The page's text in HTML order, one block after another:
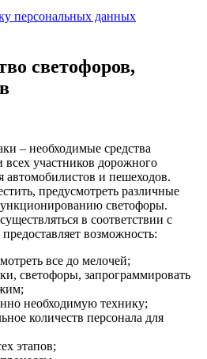
персональных данных
светофоров,
– необходимые средства
всех участников дорожного
и пешеходов.
предусмотреть различные
светофоры.
в соответствии с
возможность:
все до мелочей;
светофоры, запрограммировать
необходимую технику;
количеств персонала для
этапов;